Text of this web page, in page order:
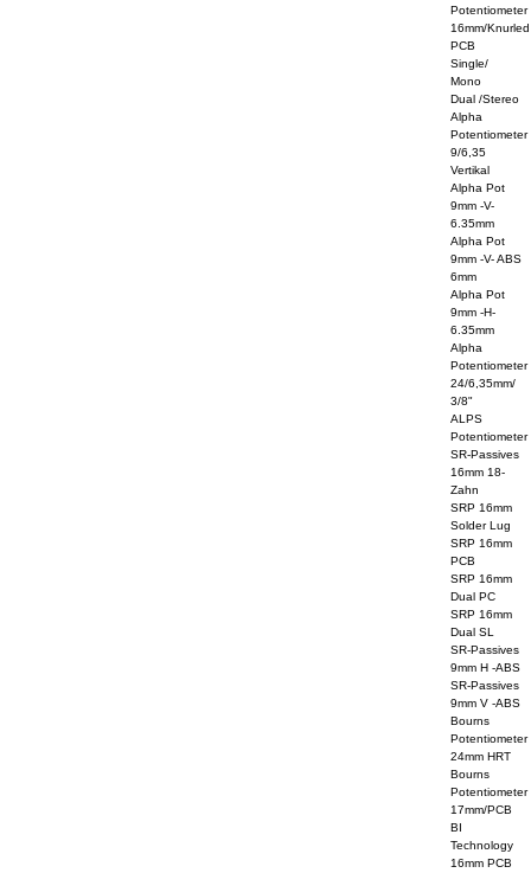
Potentiometer
16mm/Knurled
PCB
Single/
Mono
Dual /Stereo
Alpha
Potentiometer
9/6,35
Vertikal
Alpha Pot
9mm -V-
6.35mm
Alpha Pot
9mm -V- ABS
6mm
Alpha Pot
9mm -H-
6.35mm
Alpha
Potentiometer
24/6,35mm/
3/8"
ALPS
Potentiometer
SR-Passives
16mm 18-
Zahn
SRP 16mm
Solder Lug
SRP 16mm
PCB
SRP 16mm
Dual PC
SRP 16mm
Dual SL
SR-Passives
9mm H -ABS
SR-Passives
9mm V -ABS
Bourns
Potentiometer
24mm HRT
Bourns
Potentiometer
17mm/PCB
BI
Technology
16mm PCB